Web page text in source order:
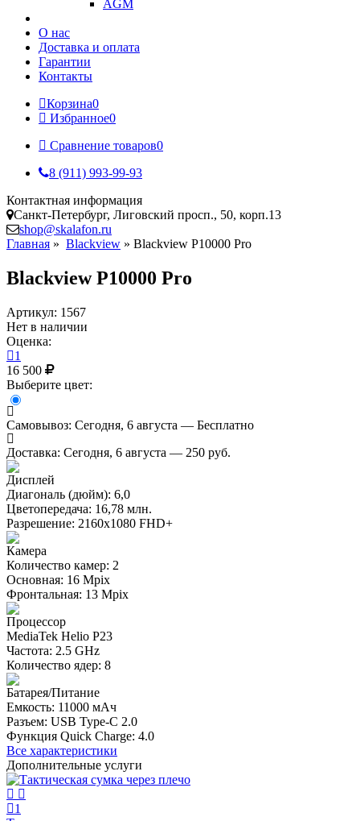
AGM
О нас
Доставка и оплата
Гарантии
Контакты
Корзина0
Избранное0
Сравнение товаров0
8 (911) 993-99-93
Контактная информация
Санкт-Петербург, Лиговский просп., 50, корп.13
shop@skalafon.ru
Главная » Blackview » Blackview P10000 Pro
Blackview P10000 Pro
Артикул: 1567
Нет в наличии
Оценка:
1
16 500
Выберите цвет:
Самовывоз: Сегодня, 6 августа — Бесплатно
Доставка: Сегодня, 6 августа — 250 руб.
Дисплей
Диагональ (дюйм): 6,0
Цветопередача: 16,78 млн.
Разрешение: 2160х1080 FHD+
Камера
Количество камер: 2
Основная: 16 Mpix
Фронтальная: 13 Mpix
Процессор
MediaTek Helio P23
Частота: 2.5 GHz
Количество ядер: 8
Батарея/Питание
Емкость: 11000 мАч
Разъем: USB Type-C 2.0
Функция Quick Charge: 4.0
Все характеристики
Дополнительные услуги
1